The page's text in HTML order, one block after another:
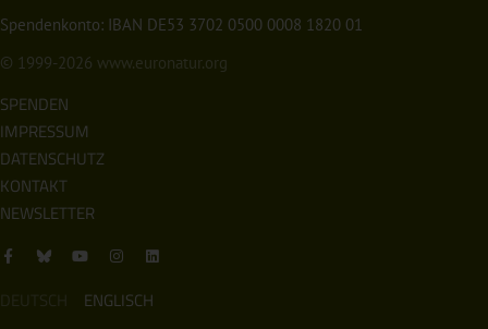
Spendenkonto: IBAN DE53 3702 0500 0008 1820 01
© 1999-2026 www.euronatur.org
SPENDEN
IMPRESSUM
DATENSCHUTZ
KONTAKT
NEWSLETTER
DEUTSCH ENGLISCH